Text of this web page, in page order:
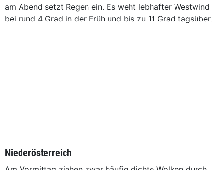
am Abend setzt Regen ein. Es weht lebhafter Westwind
bei rund 4 Grad in der Früh und bis zu 11 Grad tagsüber.
Niederösterreich